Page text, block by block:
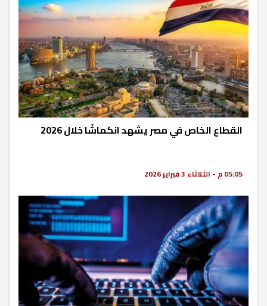
القطاع الخاص في مصر يشهد انكماشًا خلال 2026
05:05 م - الثلاثاء 3 فبراير 2026